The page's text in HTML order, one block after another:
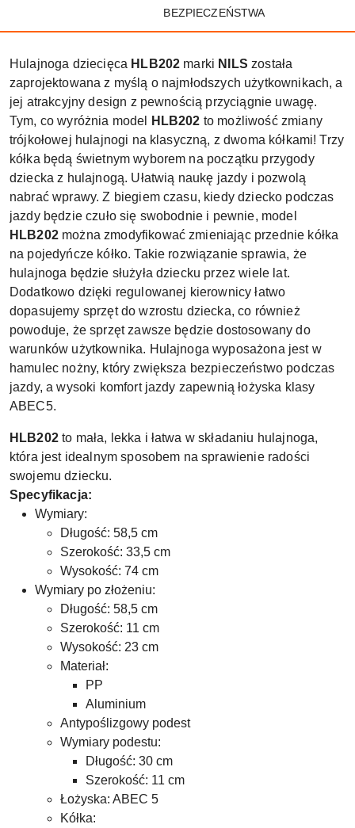
BEZPIECZEŃSTWA
Hulajnoga dziecięca HLB202 marki NILS została
zaprojektowana z myślą o najmłodszych użytkownikach, a
jej atrakcyjny design z pewnością przyciągnie uwagę.
Tym, co wyróżnia model
HLB202 to możliwość zmiany
trójkołowej hulajnogi na klasyczną, z dwoma kółkami! Trzy
kółka będą świetnym wyborem na początku przygody
dziecka z hulajnogą. Ułatwią naukę jazdy i pozwolą
nabrać wprawy. Z biegiem czasu, kiedy dziecko podczas
jazdy będzie czuło się swobodnie i pewnie, model
HLB202można zmodyfikować zmieniając przednie kółka
na pojedyńcze kółko. Takie rozwiązanie sprawia, że
hulajnoga będzie służyła dziecku przez wiele lat.
Dodatkowo dzięki regulowanej kierownicy łatwo
dopasujemy sprzęt do wzrostu dziecka, co również
powoduje, że sprzęt zawsze będzie dostosowany do
warunków użytkownika. Hulajnoga wyposażona jest w
hamulec nożny, który zwiększa bezpieczeństwo podczas
jazdy, a wysoki komfort jazdy zapewnią łożyska klasy
ABEC5.
HLB202to mała, lekka i łatwa w składaniu hulajnoga,
która jest idealnym sposobem na sprawienie radości
swojemu dziecku.
Specyfikacja:
Wymiary:
Długość: 58,5 cm
Szerokość: 33,5 cm
Wysokość: 74 cm
Wymiary po złożeniu:
Długość: 58,5 cm
Szerokość: 11 cm
Wysokość: 23 cm
Materiał:
PP
Aluminium
Antypoślizgowy podest
Wymiary podestu:
Długość: 30 cm
Szerokość: 11 cm
Łożyska: ABEC 5
Kółka: